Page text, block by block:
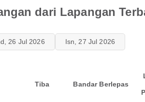
dari Lapangan
26 Jul 2026 Isn, 27 Jul 2026
Tiba Bandar Berlepas